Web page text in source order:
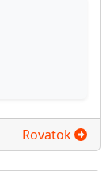
Rovatok